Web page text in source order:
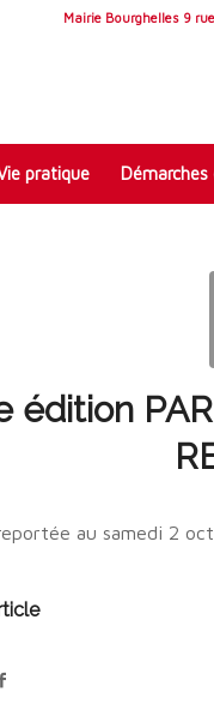
Mairie Bourghelles 9
pratique
édition
au samedi 2